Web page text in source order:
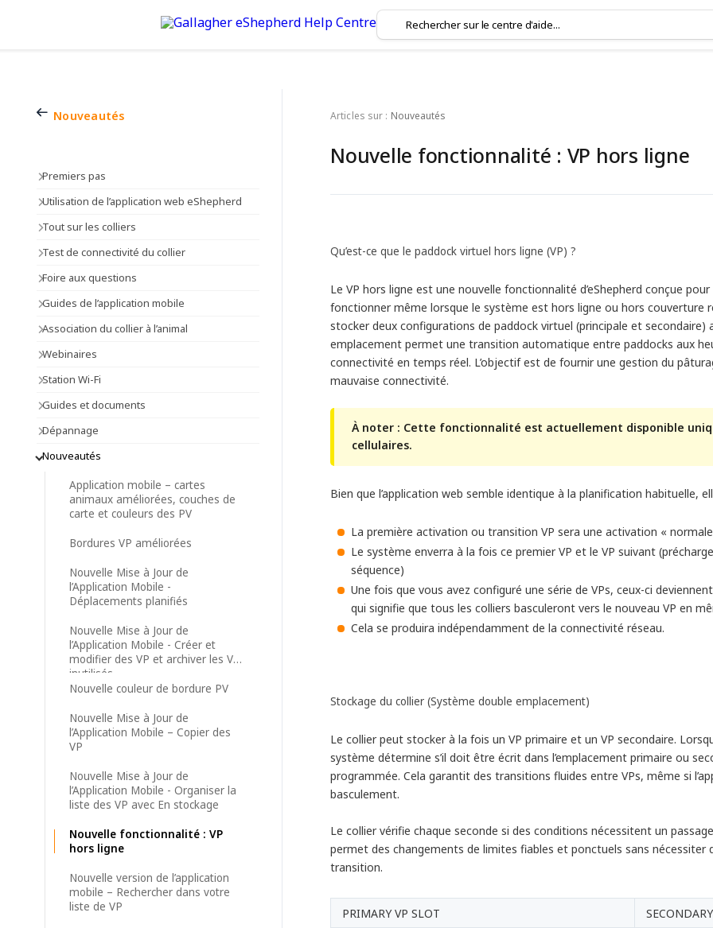
Nouveautés
Premiers pas
Utilisation de l’application web eShepherd
Tout sur les colliers
Test de connectivité du collier
Foire aux questions
Guides de l’application mobile
Association du collier à l’animal
Webinaires
Station Wi-Fi
Guides et documents
Dépannage
Nouveautés
Application mobile – cartes
animaux améliorées, couches de
carte et couleurs des PV
Bordures VP améliorées
Nouvelle Mise à Jour de
l’Application Mobile -
Déplacements planifiés
Nouvelle Mise à Jour de
l’Application Mobile - Créer et
modifier des VP et archiver les VP
inutilisés
Nouvelle couleur de bordure PV
Nouvelle Mise à Jour de
l’Application Mobile – Copier des
VP
Nouvelle Mise à Jour de
l’Application Mobile - Organiser la
liste des VP avec En stockage
Nouvelle fonctionnalité : VP
hors ligne
Nouvelle version de l’application
mobile – Rechercher dans votre
liste de VP
Articles sur : Nouveautés
Nouvelle fonctionnalité : VP hors ligne
Qu’est-ce que le paddock virtuel hors ligne (VP) ?
Le VP hors ligne est une nouvelle fonctionnalité d’eShepherd conçue
fonctionner même lorsque le système est hors ligne ou hors couverture
stocker deux configurations de paddock virtuel (principale et secondaire)
emplacement permet une transition automatique entre paddocks aux
connectivité en temps réel. L’objectif est de fournir une gestion du
mauvaise connectivité.
À noter : Cette fonctionnalité est actuellement disponible
cellulaires.
Bien que l’application web semble identique à la planification habituelle,
La première activation ou transition VP sera une activation «
Le système enverra à la fois ce premier VP et le VP suivant
séquence)
Une fois que vous avez configuré une série de VPs, ceux-ci
qui signifie que tous les colliers basculeront vers le nouveau VP en
Cela se produira indépendamment de la connectivité réseau.
Stockage du collier (Système double emplacement)
Le collier peut stocker à la fois un VP primaire et un VP secondaire.
système détermine s’il doit être écrit dans l’emplacement primaire ou
programmée. Cela garantit des transitions fluides entre VPs, même si
basculement.
Le collier vérifie chaque seconde si des conditions nécessitent un
permet des changements de limites fiables et ponctuels sans
transition.
PRIMARY VP SLOT